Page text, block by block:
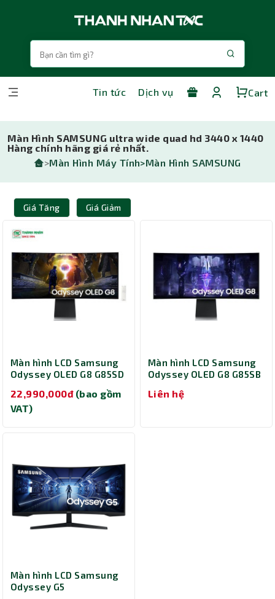
Tin tức Dịch vụ Cart
Màn Hình SAMSUNG ultra wide quad hd 3440 x 1440
Hàng chính hãng giá rẻ nhất.
>Màn Hình Máy Tính>Màn Hình SAMSUNG
Giá Tăng Giá Giảm
Màn hình LCD Samsung
Odyssey OLED G8 G85SD
inch/ 3440 x 1440/ 250
cd/m2/ 0.03ms/ 175Hz/
22,990,000đ (bao gồm
VAT)
Màn hình LCD Samsung
Odyssey OLED G8 G85SB
inch/ 3440 x 1440/ 250
Liên hệ
Màn hình LCD Samsung
Odyssey G5